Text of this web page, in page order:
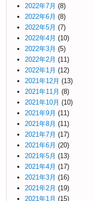
2022年7月 (8)
2022年6月 (8)
2022年5月 (7)
2022年4月 (10)
2022年3月 (5)
2022年2月 (11)
2022年1月 (12)
2021年12月 (13)
2021年11月 (8)
2021年10月 (10)
2021年9月 (11)
2021年8月 (11)
2021年7月 (17)
2021年6月 (20)
2021年5月 (13)
2021年4月 (17)
2021年3月 (16)
2021年2月 (19)
2021年1月 (15)